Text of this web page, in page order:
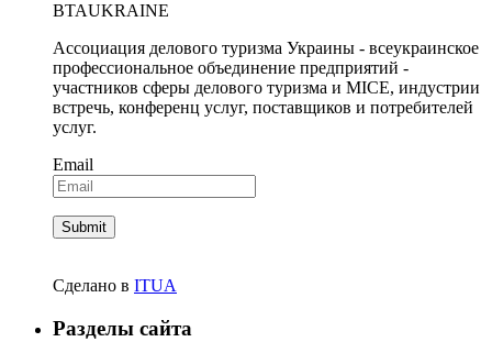
BTAUKRAINE
Ассоциация делового туризма Украины - всеукраинское
профессиональное объединение предприятий -
участников сферы делового туризма и MICE, индустрии
встречь, конференц услуг, поставщиков и потребителей
услуг.
Email
Сделано в ITUA
Разделы сайта